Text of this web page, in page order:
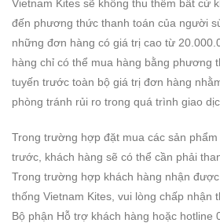
Vietnam Kites sẽ không thu thêm bất cứ
đến phương thức thanh toán của người
những đơn hàng có giá trị cao từ
hàng chỉ có thể mua hàng bằng phương
tuyến trước toàn bộ giá trị đơn hàng
phòng tránh rủi ro trong quá trình giao
Trong trường hợp đặt mua các sản
trước, khách hàng sẽ có thể cần phải
Trong trường hợp khách hàng nhận
thống Vietnam Kites, vui lòng chấp nhận
Bộ phận Hỗ trợ khách hàng hoặc hotline